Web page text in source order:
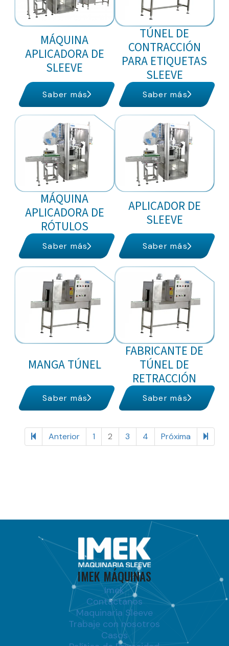
MÁQUINA
APLICADORA DE
SLEEVE
Saber más
TÚNEL DE
CONTRACCIÓN
PARA ETIQUETAS
SLEEVE
Saber más
MÁQUINA
APLICADORA DE
RÓTULOS
Saber más
APLICADOR DE
SLEEVE
Saber más
MANGA TÚNEL
Saber más
FABRICANTE DE
TÚNEL DE
RETRACCIÓN
Saber más
Anterior 1 2 3 4 Próxima
IMEK MÁQUINAS
Imek
Contáctanos
Maquinaria Sleeve
Trabaje con nosotros
Casos